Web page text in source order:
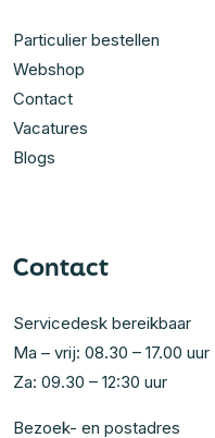
Particulier bestellen
Webshop
Contact
Vacatures
Blogs
Contact
Servicedesk bereikbaar
Ma – vrij: 08.30 – 17.00 uur
Za: 09.30 – 12:30 uur
Bezoek- en postadres